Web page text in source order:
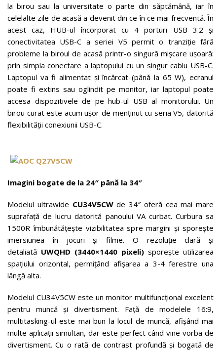
la birou sau la universitate o parte din săptămână, iar în
celelalte zile de acasă a devenit din ce în ce mai frecventă. În
acest caz, HUB-ul încorporat cu 4 porturi USB 3.2 și
conectivitatea USB-C a seriei V5 permit o tranziție fără
probleme la biroul de acasă printr-o singură mișcare ușoară:
prin simpla conectare a laptopului cu un singur cablu USB-C.
Laptopul va fi alimentat și încărcat (până la 65 W), ecranul
poate fi extins sau oglindit pe monitor, iar laptopul poate
accesa dispozitivele de pe hub-ul USB al monitorului. Un
birou curat este acum ușor de menținut cu seria V5, datorită
flexibilității conexiunii USB-C.
Imagini bogate de la 24″ până la 34″
Modelul ultrawide CU34V5CWde 34″ oferă cea mai mare
suprafață de lucru datorită panoului VA curbat. Curbura sa
1500R îmbunătățește vizibilitatea spre margini și sporește
imersiunea în jocuri și filme. O rezoluție clară și
detaliată UWQHD (3440×1440 pixeli) sporește utilizarea
spațiului orizontal, permițând afișarea a 3-4 ferestre una
lângă alta.
Modelul CU34V5CW este un monitor multifuncțional excelent
pentru muncă și divertisment. Față de modelele 16:9,
multitasking-ul este mai bun la locul de muncă, afișând mai
multe aplicații simultan, dar este perfect când vine vorba de
divertisment. Cu o rată de contrast profundă și bogată de